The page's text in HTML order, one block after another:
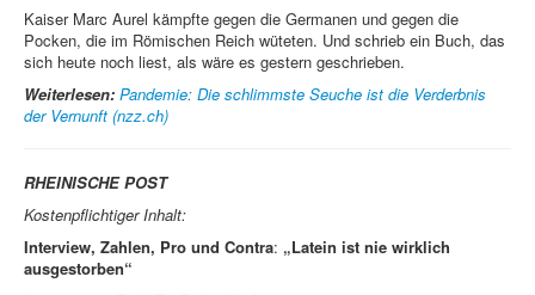
Kaiser Marc Aurel kämpfte gegen die Germanen und gegen die
Pocken, die im Römischen Reich wüteten. Und schrieb ein Buch, das
sich heute noch liest, als wäre es gestern geschrieben.
Weiterlesen: Pandemie: Die schlimmste Seuche ist die Verderbnis
der Vernunft (nzz.ch)
RHEINISCHE POST
Kostenpflichtiger Inhalt:
Interview, Zahlen, Pro und Contra: „Latein ist nie wirklich
ausgestorben“